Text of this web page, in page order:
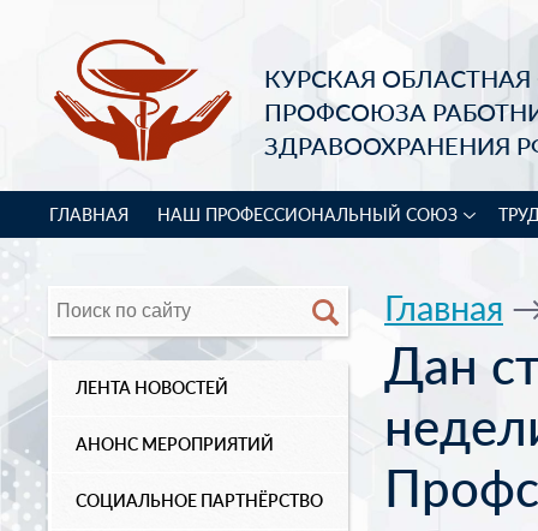
КУРСКАЯ
ПРОФСОЮЗА
ЗДРАВООХРАНЕНИЯ
ГЛАВНАЯ НАШ ПРОФЕССИОНАЛЬНЫЙ СОЮЗ
ЛЕНТА НОВОСТЕЙ
АНОНС МЕРОПРИЯТИЙ
СОЦИАЛЬНОЕ ПАРТНЁРСТВО
Главная
Дан